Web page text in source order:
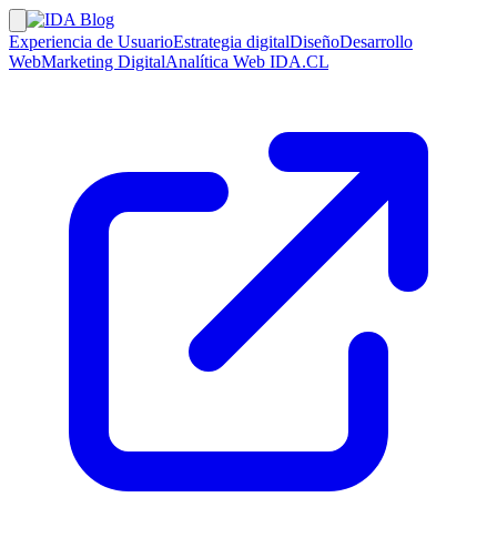
Experiencia de UsuarioEstrategia digitalDiseñoDesarrollo
WebMarketing DigitalAnalítica Web IDA.CL